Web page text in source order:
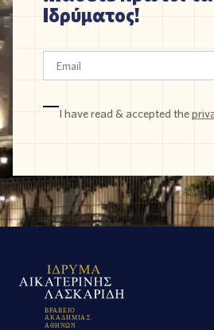
Ιδρύματος!
I have read & accepted the
ΒΡΑΒΕΙΟ
ΑΚΑΔΗΜΙΑ Σ
Α ΘΗΝΩΝ